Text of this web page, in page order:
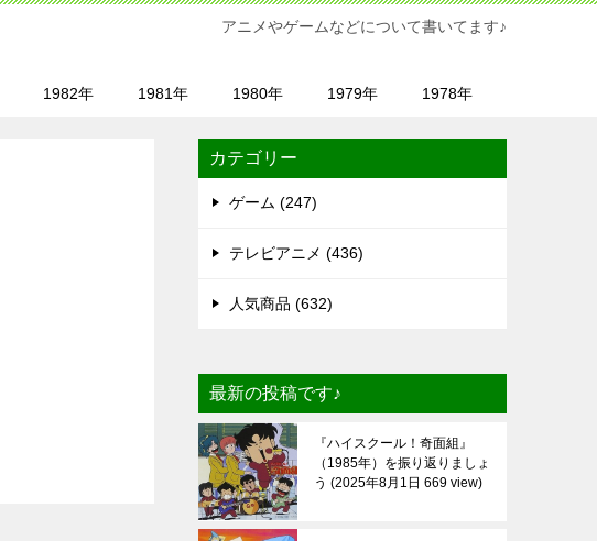
アニメやゲームなどについて書いてます♪
1982年 1981年 1980年 1979年 1978年
カテゴリー
ゲーム (247)
テレビアニメ (436)
人気商品 (632)
最新の投稿です♪
『ハイスクール！奇面組』
（1985年）を振り返りましょ
う
2025年8月1日 669 view